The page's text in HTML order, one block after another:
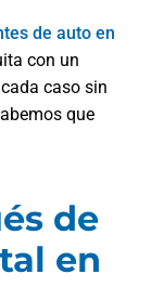
de auto en
con un
caso sin
que
de
en